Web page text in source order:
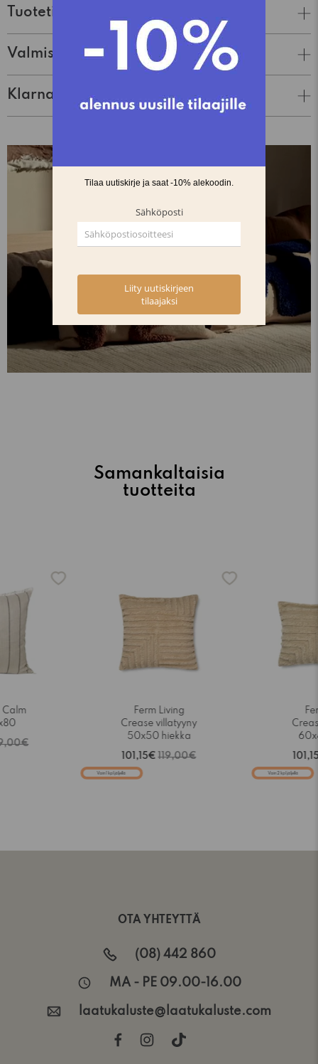
Tuotetiedot
Valmistaja
Klarna Lasku & Tili
Samankaltaisia
tuotteita
Calm
Ferm Living
Crease villatyyny
50x50 hiekka
101,15€ 119,00€
Vain 1 kpl jäljellä Vain 2 kpl jäljellä
OTA YHTEYTTÄ
(08) 442 860
MA - PE 09.00-16.00
laatukaluste@laatukaluste.com